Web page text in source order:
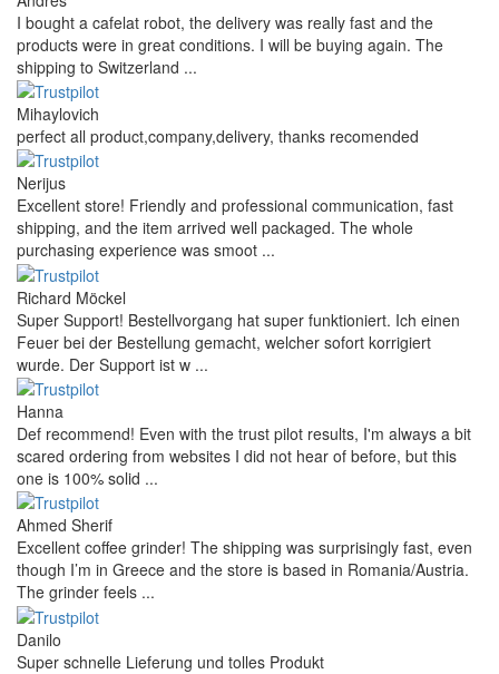
I bought a cafelat robot, the delivery was really fast and the
products were in great conditions. I will be buying again. The
shipping to Switzerland ...
Mihaylovich
perfect all product,company,delivery, thanks recomended
Nerijus
Excellent store! Friendly and professional communication, fast
shipping, and the item arrived well packaged. The whole
purchasing experience was smoot ...
Richard Möckel
Super Support! Bestellvorgang hat super funktioniert. Ich einen
Feuer bei der Bestellung gemacht, welcher sofort korrigiert
wurde. Der Support ist w ...
Hanna
Def recommend! Even with the trust pilot results, I'm always a bit
scared ordering from websites I did not hear of before, but this
one is 100% solid ...
Ahmed Sherif
Excellent coffee grinder! The shipping was surprisingly fast, even
though I’m in Greece and the store is based in Romania/Austria.
The grinder feels ...
Danilo
Super schnelle Lieferung und tolles Produkt